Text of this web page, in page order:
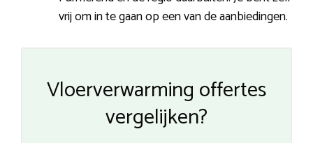
vrij om in te gaan op een van de aanbiedingen.
Vloerverwarming offertes
vergelijken?